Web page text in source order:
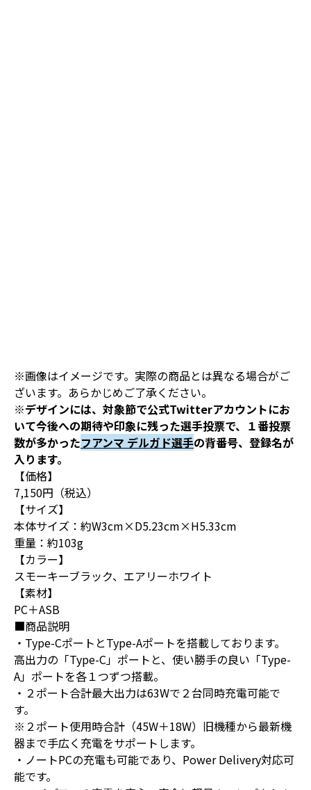
※画像はイメージです。実際の商品とは異なる場合がご
ざいます。あらかじめご了承ください。
※デザインには、対象節で公式Twitterアカウントにお
いて今後への期待や印象に残った選手投票で、１番投票
数が多かったフアンマ デルガド選手の背番号、登録名が
入ります。
【価格】
7,150円（税込）
【サイズ】
本体サイズ：約W3cm×D5.23cm×H5.33cm
重量：約103g
【カラー】
スモーキーブラック、エアリーホワイト
【素材】
PC＋ASB
■商品説明
・Type-CポートとType-Aポートを搭載しております。
高出力の「Type-C」ポートと、使い勝手の良い「Type-
A」ポートを各１つずつ搭載。
・２ポート合計最大出力は63Wで２台同時充電可能で
す。
※２ポート使用時合計（45W＋18W）旧機種から最新機
器まで手広く充電をサポートします。
・ノートPCの充電も可能であり、Power Delivery対応可
能です。